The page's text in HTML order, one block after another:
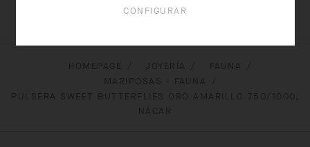
HOMEPAGE JOYERÍA
FAUNA
MARIPOSAS - FAUNA
PULSERA SWEET BUTTERFLIES ORO AMARILLO 750/1000,
NÁCAR
CONFIGURAR